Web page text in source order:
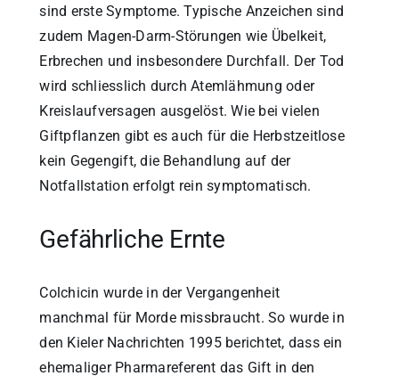
sind erste Symptome. Typische Anzeichen sind
zudem Magen-Darm-Störungen wie Übelkeit,
Erbrechen und insbesondere Durchfall. Der Tod
wird schliesslich durch Atemlähmung oder
Kreislaufversagen ausgelöst. Wie bei vielen
Giftpflanzen gibt es auch für die Herbstzeitlose
kein Gegengift, die Behandlung auf der
Notfallstation erfolgt rein symptomatisch.
Gefährliche Ernte
Colchicin wurde in der Vergangenheit
manchmal für Morde missbraucht. So wurde in
den Kieler Nachrichten 1995 berichtet, dass ein
ehemaliger Pharmareferent das Gift in den